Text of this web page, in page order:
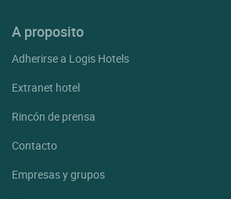
A proposito
Adherirse a Logis Hotels
Extranet hotel
Rincón de prensa
Contacto
Empresas y grupos